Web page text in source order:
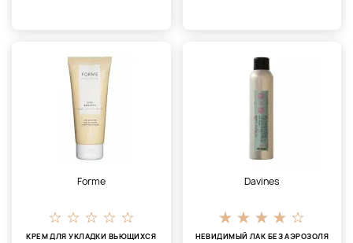
Forme
КРЕМ ДЛЯ УКЛАДКИ ВЬЮЩИХСЯ
Davines
НЕВИДИМЫЙ ЛАК БЕЗ АЭРОЗОЛЯ